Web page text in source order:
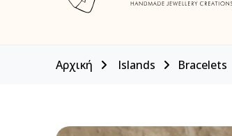
Αρχική Islands Bracelets